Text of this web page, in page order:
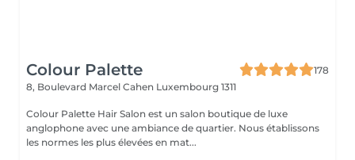
Colour Palette
178
8, Boulevard Marcel Cahen Luxembourg 1311
Colour Palette Hair Salon est un salon boutique de luxe
anglophone avec une ambiance de quartier. Nous établissons
les normes les plus élevées en mat...